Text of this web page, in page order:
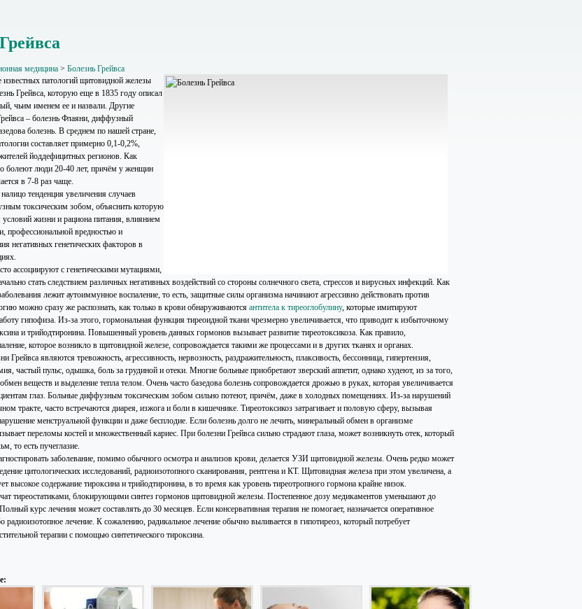
медицина > Болезнь Грейвса
известных патологий щитовидной железы
Грейвса, которую еще в 1835 году описал
чьим именем ее и назвали. Другие
– болезнь Флаяни, диффузный
болезнь. В среднем по нашей стране,
составляет примерно 0,1-0,2%,
йоддефицитных регионов. Как
болеют люди 20-40 лет, причём у женщин
в 7-8 раз чаще.
тенденция увеличения случаев
токсическим зобом, объяснить которую
жизни и рациона питания, влиянием
профессиональной вредностью и
негативных генетических факторов в
ассоциируют с генетическими мутациями,
стать следствием различных негативных воздействий со стороны солнечного света, стрессов и вирусных инфекций. Как
лежит аутоиммунное воспаление, то есть, защитные силы организма начинают агрессивно действовать против
можно сразу же распознать, как только в крови обнаруживаются антитела к тиреоглобулину, которые имитируют
гипофиза. Из-за этого, гормональная функция тиреоидной ткани чрезмерно увеличивается, что приводит к избыточному
и трийодтиронина. Повышенный уровень данных гормонов вызывает развитие тиреотоксикоза. Как правило,
которое возникло в щитовидной железе, сопровождается такими же процессами и в других тканях и органах.
Грейвса являются тревожность, агрессивность, нервозность, раздражительность, плаксивость, бессонница, гипертензия,
частый пульс, одышка, боль за грудиной и отеки. Многие больные приобретают зверский аппетит, однако худеют, из за того,
веществ и выделение тепла телом. Очень часто базедова болезнь сопровождается дрожью в руках, которая увеличивается
глаз. Больные диффузным токсическим зобом сильно потеют, причём, даже в холодных помещениях. Из-за нарушений
тракте, часто встречаются диарея, изжога и боли в кишечнике. Тиреотоксикоз затрагивает и половую сферу, вызывая
менструальной функции и даже бесплодие. Если болезнь долго не лечить, минеральный обмен в организме
переломы костей и множественный кариес. При болезни Грейвса сильно страдают глаза, может возникнуть отек, который
то есть пучеглазие.
заболевание, помимо обычного осмотра и анализов крови, делается УЗИ щитовидной железы. Очень редко может
цитологических исследований, радиоизотопного сканирования, рентгена и КТ. Щитовидная железа при этом увеличена, а
высокое содержание тироксина и трийодтиронина, в то время как уровень тиреотропного гормона крайне низок.
тиреостатиками, блокирующими синтез гормонов щитовидной железы. Постепенное дозу медикаментов уменьшают до
курс лечения может составлять до 30 месяцев. Если консервативная терапия не помогает, назначается оперативное
радиоизотопное лечение. К сожалению, радикальное лечение обычно выливается в гипотиреоз, который потребует
терапии с помощью синтетического тироксина.